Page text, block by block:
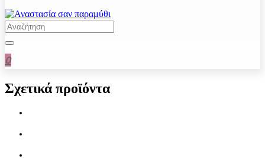
0
Σχετικά προϊόντα